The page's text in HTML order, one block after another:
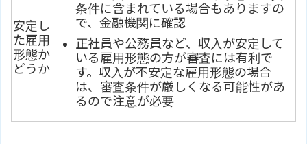
安定し
た雇用
形態か
どうか
条件に含まれている場合もありますの
で、金融機関に確認
正社員や公務員など、収入が安定して
いる雇用形態の方が審査には有利で
す。収入が不安定な雇用形態の場合
は、審査条件が厳しくなる可能性があ
るので注意が必要